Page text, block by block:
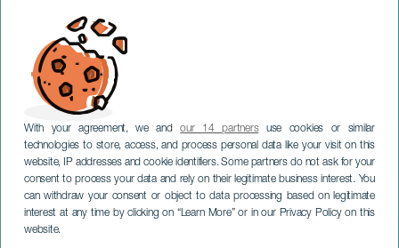
With your agreement, we andour 14 partnersuse cookies or similar
technologies to store, access, and process personal data like your visit on this
website, IP addresses and cookie identifiers. Some partners do not ask for your
consent to process your data and rely on their legitimate business interest. You
can withdraw your consent or object to data processing based on legitimate
interest at any time by clicking on “Learn More” or in our Privacy Policy on this
website.
Gala delle stelle del
balletto classico
GRAN CANARIA